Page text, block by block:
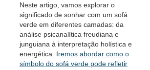
Neste artigo, vamos explorar o
significado de sonhar com um sofá
verde em diferentes camadas: da
análise psicanalítica freudiana e
junguiana à interpretação holística e
energética. Iremos abordar como o
símbolo do sofá verde pode refletir